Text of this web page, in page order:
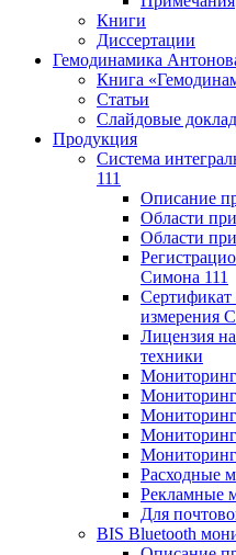
Книги
Диссертации
Гемодинамика
Книга
Статьи
Слайдовые
Продукция
Система
111
Описание
Области
Области
Симона 111
Сертификат
измерения
Лицензия
техники
Мониторинг
Мониторинг
Расходные
Рекламные
Для
BIS Bluetooth